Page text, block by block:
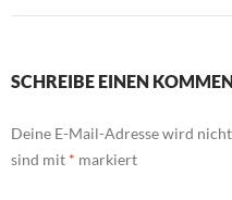
SCHREIBE EINEN
Deine E-Mail-Adresse wird
sind mit * markiert